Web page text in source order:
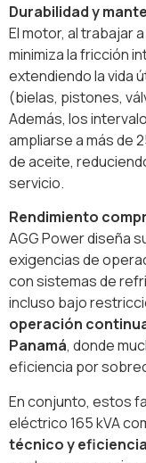
Durabilidad y
El motor, al trabajar
minimiza la fricción
extendiendo la vida
(bielas, pistones,
Además, los
ampliarse a más de
de aceite,
servicio.
Rendimiento
AGG Power diseña
exigencias de
con sistemas de
incluso bajo
operación
Panamá, donde
eficiencia por
En conjunto, estos
eléctrico 165 kVA
técnico y